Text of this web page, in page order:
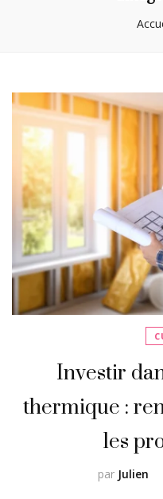
Investir
thermique :
les
par Julien